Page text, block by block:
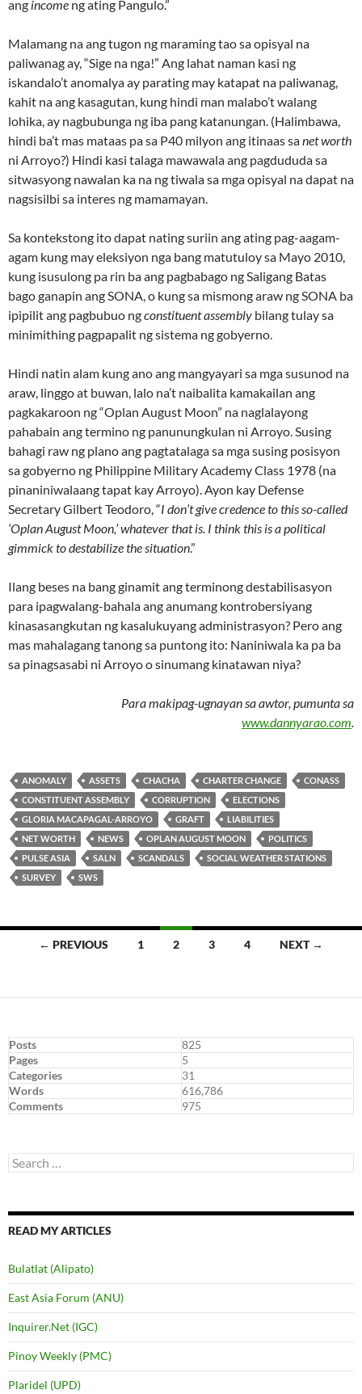
ang income ng ating Pangulo.”
Malamang na ang tugon ng maraming tao sa opisyal na
paliwanag ay, “Sige na nga!” Ang lahat naman kasi ng
iskandalo’t anomalya ay parating may katapat na paliwanag,
kahit na ang kasagutan, kung hindi man malabo’t walang
lohika, ay nagbubunga ng iba pang katanungan. (Halimbawa,
hindi ba’t mas mataas pa sa P40 milyon ang itinaas sanet worth
ni Arroyo?) Hindi kasi talaga mawawala ang pagdududa sa
sitwasyong nawalan ka na ng tiwala sa mga opisyal na dapat na
nagsisilbi sa interes ng mamamayan.
Sa kontekstong ito dapat nating suriin ang ating pag-aagam-
agam kung may eleksiyon nga bang matutuloy sa Mayo 2010,
kung isusulong pa rin ba ang pagbabago ng Saligang Batas
bago ganapin ang SONA, o kung sa mismong araw ng SONA ba
ipipilit ang pagbubuo ngconstituent assembly bilang tulay sa
minimithing pagpapalit ng sistema ng gobyerno.
Hindi natin alam kung ano ang mangyayari sa mga susunod na
araw, linggo at buwan, lalo na’t naibalita kamakailan ang
pagkakaroon ng “Oplan August Moon” na naglalayong
pahabain ang termino ng panunungkulan ni Arroyo. Susing
bahagi raw ng plano ang pagtatalaga sa mga susing posisyon
sa gobyerno ng Philippine Military Academy Class 1978 (na
pinaniniwalaang tapat kay Arroyo). Ayon kay Defense
Secretary Gilbert Teodoro, “I don’t give credence to this so-called
‘Oplan August Moon,’ whatever that is. I think this is a political
gimmick to destabilize the situation.”
Ilang beses na bang ginamit ang terminong destabilisasyon
para ipagwalang-bahala ang anumang kontrobersiyang
kinasasangkutan ng kasalukuyang administrasyon? Pero ang
mas mahalagang tanong sa puntong ito: Naniniwala ka pa ba
sa pinagsasabi ni Arroyo o sinumang kinatawan niya?
Para makipag-ugnayan sa awtor, pumunta sa
www.dannyarao.com.
ANOMALY ASSETS CHACHA CHARTER CHANGE
CONASS
CONSTITUENT ASSEMBLY
CORRUPTION
ELECTIONS
GLORIA MACAPAGAL-ARROYO
GRAFT
LIABILITIES
NET WORTH
NEWS OPLAN AUGUST MOON
POLITICS
PULSE ASIA
SALN SCANDALS
SOCIAL WEATHER STATIONS
SURVEY
SWS
Posts← PREVIOUS 1 2 3 4 NEXT →
Posts
825
Pages
5
Categories
31
Words
616,786
Comments
975
Search
for:
READ MY ARTICLES
Bulatlat (Alipato)
East Asia Forum (ANU)
Inquirer.Net (IGC)
Pinoy Weekly (PMC)
Plaridel (UPD)